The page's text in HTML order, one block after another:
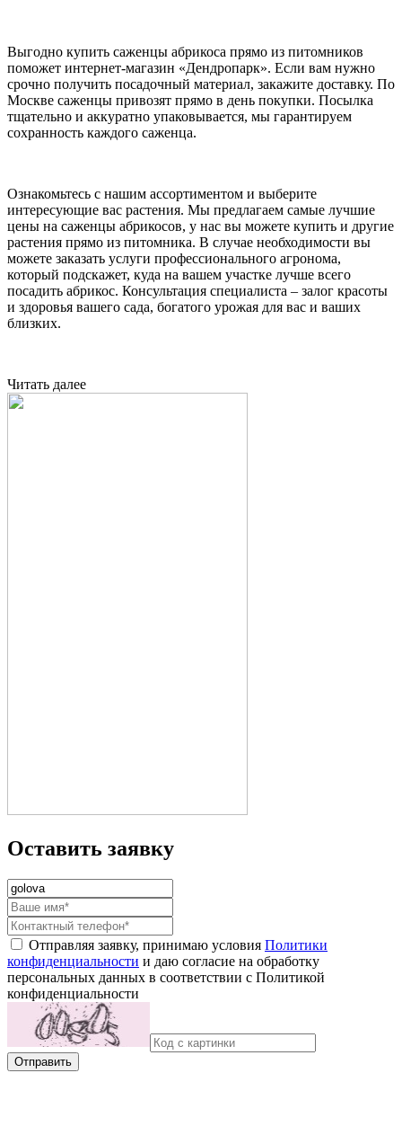
Выгодно купить саженцы абрикоса прямо из питомников
поможет интернет-магазин «Дендропарк». Если вам нужно
срочно получить посадочный материал, закажите доставку. По
Москве саженцы привозят прямо в день покупки. Посылка
тщательно и аккуратно упаковывается, мы гарантируем
сохранность каждого саженца.
Ознакомьтесь с нашим ассортиментом и выберите
интересующие вас растения. Мы предлагаем самые лучшие
цены на саженцы абрикосов, у нас вы можете купить и другие
растения прямо из питомника. В случае необходимости вы
можете заказать услуги профессионального агронома,
который подскажет, куда на вашем участке лучше всего
посадить абрикос. Консультация специалиста – залог красоты
и здоровья вашего сада, богатого урожая для вас и ваших
близких.
Читать далее
Оставить заявку
Отправляя заявку, принимаю условия Политики
конфиденциальности и даю согласие на обработку
персональных данных в соответствии с Политикой
конфиденциальности
Отправить